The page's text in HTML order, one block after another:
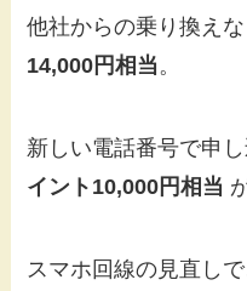
他社からの乗り換えな
14,000円相当。
新しい電話番号で申し
イント10,000円相当
スマホ回線の見直し